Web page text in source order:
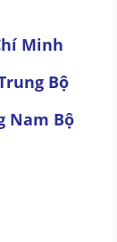
Minh
Bộ
Nam Bộ